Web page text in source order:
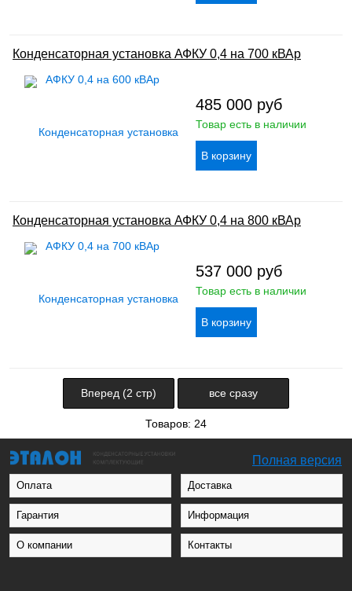
Конденсаторная установка АФКУ 0,4 на 700 кВАр
485 000 руб
Товар есть в наличии
Конденсаторная установка АФКУ 0,4 на 800 кВАр
537 000 руб
Товар есть в наличии
Вперед (2 стр) все сразу
Товаров: 24
Полная версия
Оплата Доставка
Гарантия Информация
О компании Контакты